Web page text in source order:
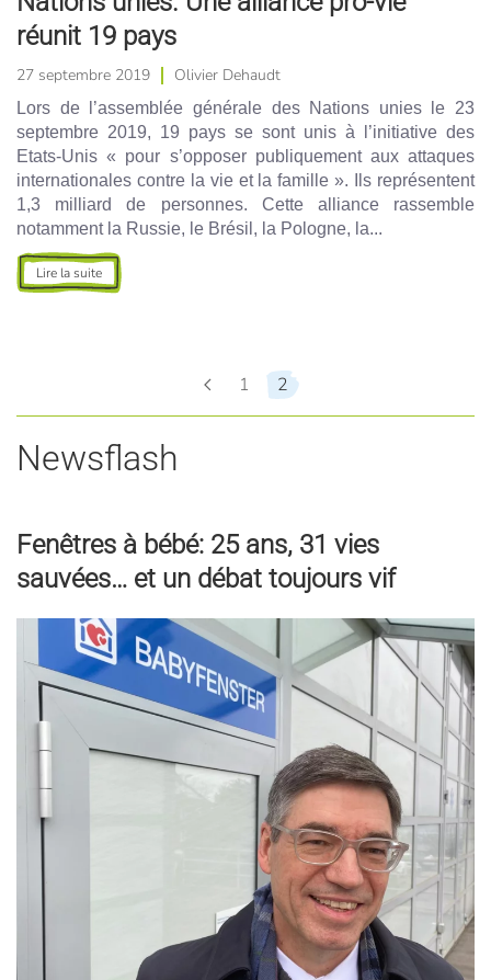
réunit 19 pays
27 septembre 2019 Olivier Dehaudt
Lors de l’assemblée générale des Nations unies le 23
septembre 2019, 19 pays se sont unis à l’initiative des
Etats-Unis « pour s’opposer publiquement aux attaques
internationales contre la vie et la famille ». Ils représentent
1,3 milliard de personnes. Cette alliance rassemble
notamment la Russie, le Brésil, la Pologne, la...
Lire la suite
1 2
Newsflash
Fenêtres à bébé: 25 ans, 31 vies
sauvées… et un débat toujours vif